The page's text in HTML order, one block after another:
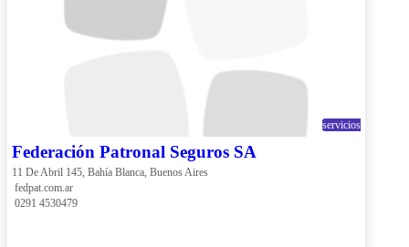
servicios
Federación Patronal Seguros SA
11 De Abril 145, Bahía Blanca, Buenos Aires
fedpat.com.ar
0291 4530479